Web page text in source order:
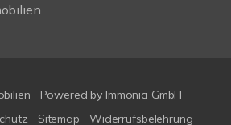
Powered by Immonia GmbH
Sitemap Widerrufsbelehrung